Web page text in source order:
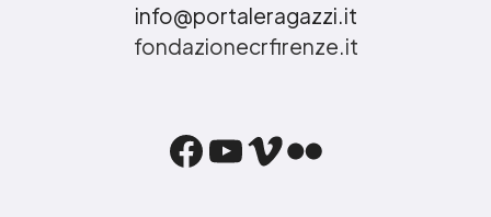
info@portaleragazzi.it
fondazionecrfirenze.it
Facebook
YouTube
Vimeo
Flickr